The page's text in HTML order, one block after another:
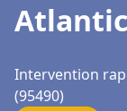
Intervention
(95490)